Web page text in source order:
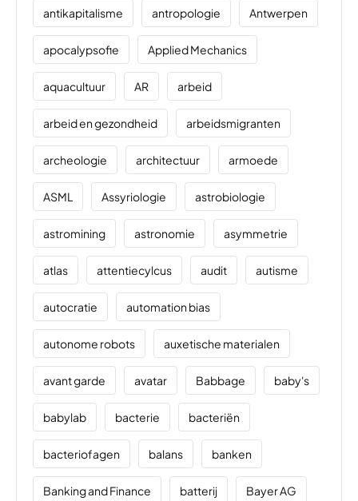
antikapitalisme antropologie Antwerpen
apocalypsofie Applied Mechanics
aquacultuur AR arbeid
arbeid en gezondheid arbeidsmigranten
archeologie architectuur armoede
ASML Assyriologie astrobiologie
astromining astronomie asymmetrie
atlas attentiecylcus audit autisme
autocratie automation bias
autonome robots auxetische materialen
avant garde avatar Babbage baby's
babylab bacterie bacteriën
bacteriofagen balans banken
Banking and Finance batterij Bayer AG